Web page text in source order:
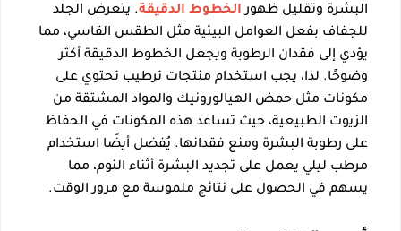
البشرة وتقليل ظهورالخطوط الدقيقة. يتعرض الجلد
للجفاف بفعل العوامل البيئية مثل الطقس القاسي، مما
يؤدي إلى فقدان الرطوبة ويجعل الخطوط الدقيقة أكثر
وضوحًا. لذا، يجب استخدام منتجات ترطيب تحتوي على
مكونات مثل حمض الهيالورونيك والمواد المشتقة من
الزيوت الطبيعية، حيث تساعد هذه المكونات في الحفاظ
على رطوبة البشرة ومنع فقدانها. يُفضل أيضًا استخدام
مرطب ليلي يعمل على تجديد البشرة أثناء النوم، مما
يسهم في الحصول على نتائج ملموسة مع مرور الوقت.